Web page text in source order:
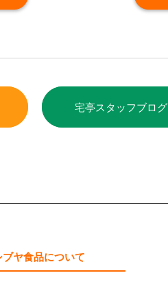
宅亭スタッフブログ
ブヤ食品について